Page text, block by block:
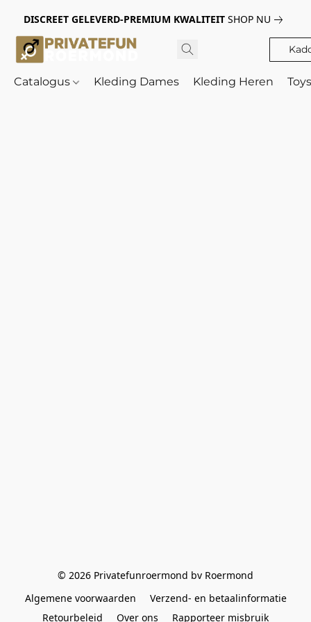
DISCREET GELEVERD-PREMIUM KWALITEIT SHOP NU
Catalogus Kleding Dames Kleding Heren
© 2026 Privatefunroermond bv Roermond
Algemene voorwaarden
Verzend- en betaalinformatie
Retourbeleid
Over ons Rapporteer misbruik